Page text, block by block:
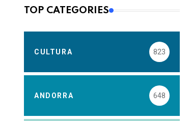
TOP CATEGORIES
CULTURA 823
ANDORRA 648